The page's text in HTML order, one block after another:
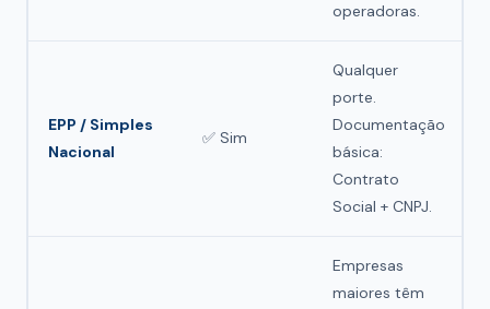
operadoras.
EPP / Simples
Nacional
✅ Sim
Qualquer
porte.
Documentação
básica:
Contrato
Social + CNPJ.
Empresas
maiores têm